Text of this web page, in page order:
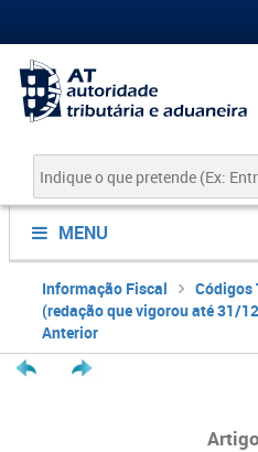
MENU
Informação Fiscal Códigos
(redação que vigorou até 31/
Anterior